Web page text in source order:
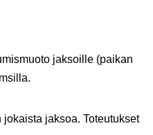
jaksoille (paikan
jaksoa. Toteutukset